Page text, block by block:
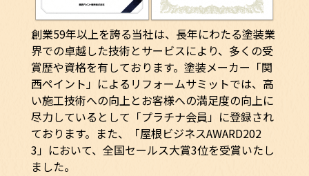
創業59年以上を誇る当社は、長年にわたる塗装業
界での卓越した技術とサービスにより、多くの受
賞歴や資格を有しております。塗装メーカー「関
西ペイント」によるリフォームサミットでは、高
い施工技術への向上とお客様への満足度の向上に
尽力しているとして「プラチナ会員」に登録され
ております。また、「屋根ビジネスAWARD202
3」において、全国セールス大賞3位を受賞いたし
ました。